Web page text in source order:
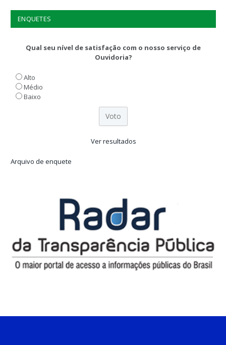
ENQUETES
Qual seu nível de satisfação com o nosso serviço de
Ouvidoria?
Alto
Médio
Baixo
Ver resultados
Arquivo de enquete